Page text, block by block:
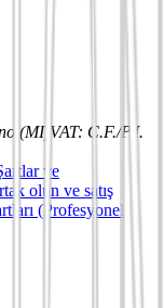
(MI) VAT: C.F./P.I.
ve
olun ve satış
(Profesyonel